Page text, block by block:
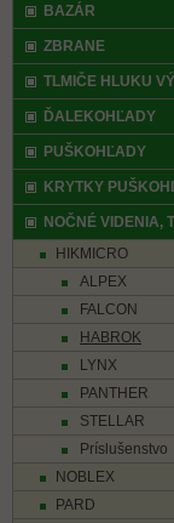
BAZÁR
ZBRANE
TLMIČE HLUKU
ĎALEKOHĽADY
PUŠKOHĽADY
KRYTKY
NOČNÉ VIDENIA,
HIKMICRO
ALPEX
FALCON
HABROK
LYNX
PANTHER
STELLAR
Príslušenstvo
NOBLEX
PARD